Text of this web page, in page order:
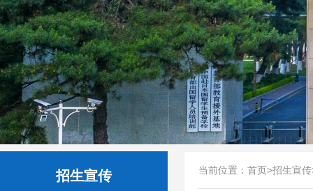
招生宣传 当前位置： 首页>招生宣传